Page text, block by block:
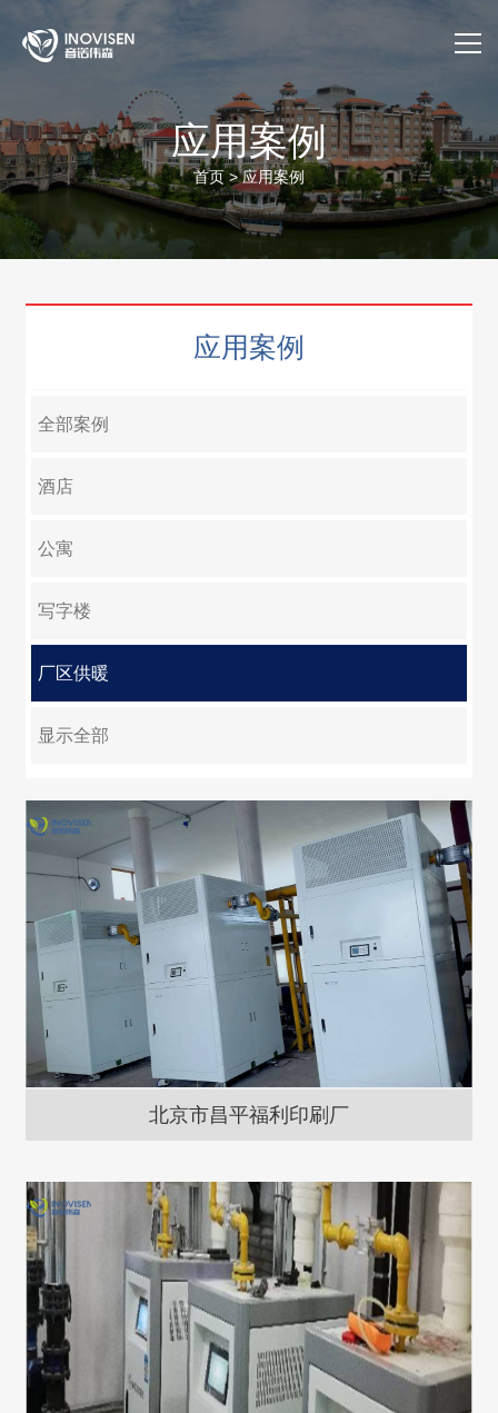
首页
关于我们
产品与服务
应用案例
首页>应用案例
应用案例
全部案例
酒店
公寓
写字楼
厂区供暖
大型集中供暖
游泳池
学校
医院
养殖
反季节绿化
别墅
显示全部
北京市昌平福利印刷厂